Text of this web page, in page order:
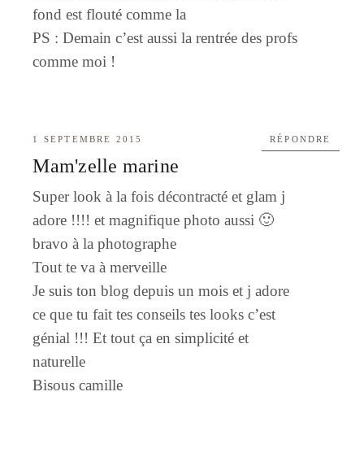
fond est flouté comme la
PS : Demain c’est aussi la rentrée des profs
comme moi !
1 SEPTEMBRE 2015
Mam'zelle marine
Super look à la fois décontracté et glam j
adore !!!! et magnifique photo aussi 🙂
bravo à la photographe
Tout te va à merveille
Je suis ton blog depuis un mois et j adore
ce que tu fait tes conseils tes looks c’est
génial !!! Et tout ça en simplicité et
naturelle
Bisous camille
RÉPONDRE